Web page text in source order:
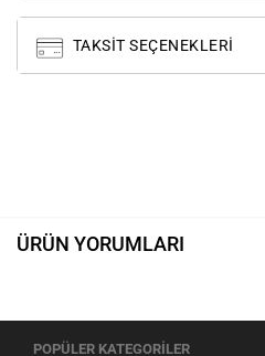
TAKSIT SEÇENEKLERI
ÜRÜN YORUMLARI
POPÜLER KATEGORİLER